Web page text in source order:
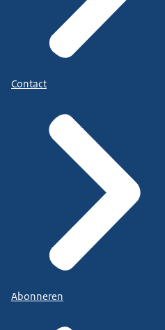
Contact
Abonneren